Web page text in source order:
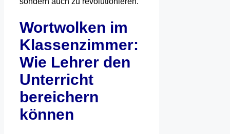
Wortwolken im
Klassenzimmer:
Wie Lehrer den
Unterricht
bereichern
können